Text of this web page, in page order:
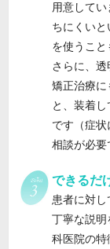
用意して
ちにくい
を使うこと
さらに、
矯正治療に
と、装着
です（症
相談が必要
できるだ
患者に対
丁寧な説
科医院の特